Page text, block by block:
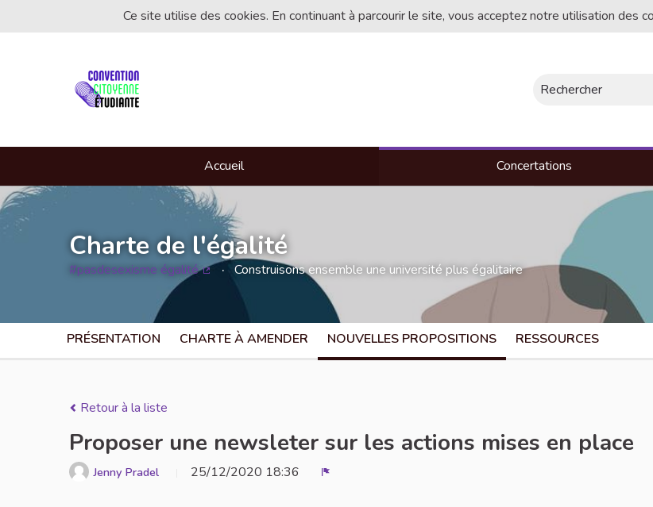
Ce site utilise des cookies. En continuant à parcourir le site, vous acceptez notre utilisation des
Rechercher
Accueil Concertations
Charte de l'égalité
#pasdesexisme égalité Construisons ensemble une université plus égalitaire
PRÉSENTATION CHARTE À AMENDER NOUVELLES PROPOSITIONS RESSOURCES
Retour à la liste
Proposer une newsleter sur les actions mises en place
Jenny Pradel 25/12/2020 18:36